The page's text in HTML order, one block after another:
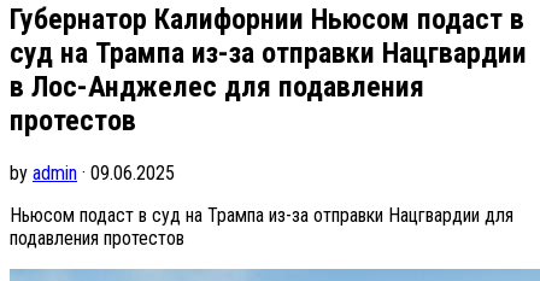
Губернатор Калифорнии Ньюсом подаст в
суд на Трампа из-за отправки Нацгвардии
в Лос-Анджелес для подавления
протестов
by admin · 09.06.2025
Ньюсом подаст в суд на Трампа из-за отправки Нацгвардии для
подавления протестов